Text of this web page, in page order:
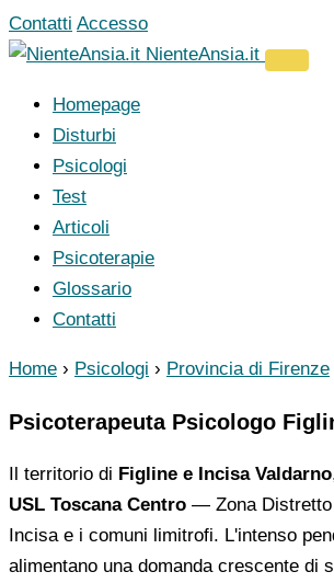
Vai
al
Contatti Accesso
NienteAnsia.it
Homepage
Disturbi
Psicologi
Test
Articoli
Psicoterapie
Glossario
Contatti
Home › Psicologi › Provincia di Firenze
Psicoterapeuta Psicologo
Il territorio di Figline e Incisa Valdarno
USL Toscana Centro — Zona Distretto
Incisa e i comuni limitrofi. L'intenso
alimentano una domanda crescente di